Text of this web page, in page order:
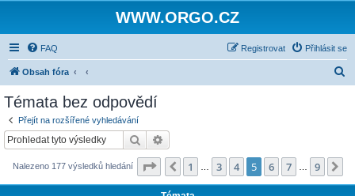
WWW.ORGO.CZ
FAQ Přihlásit se
Registrovat
Obsah fóra
Témata bez odpovědí
Přejít na rozšířené vyhledávání
Hledat
Nalezeno 177 výsledků hledání Stránka 9
Předchozí
1 3 4 5 6 7 9